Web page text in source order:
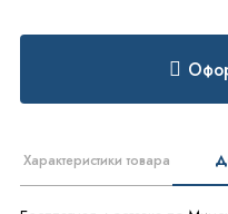
Характеристики товара